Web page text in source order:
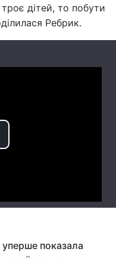
дітей, то побути
Ребрик.
уперше показала